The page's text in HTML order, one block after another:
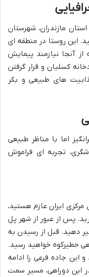
مازندران، شهرستان
این روستا در منطقه ای
آنجا نیازمند پیمایش
کسلیان و قرار گرفتن
های طبیعی و بکر
اما با مناظر طبیعی
تجربه ای فراموش
ایران عازم هستید،
پس از عبور از شهر پل
دهید. قبل از رسیدن به
خطیرکوه خواهید رسید.
جاده فرعی را ادامه
این دوراهی، مسیر سمت